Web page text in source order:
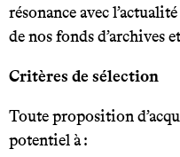
résonance avec
de nos fonds d’archives
Critères de sélection
Toute proposition
potentiel à :